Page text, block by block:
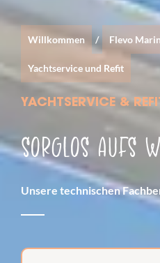
Willkommen / Flevo
Yachtservice und Refit
YACHTSERVICE &
SORGLOS AUFS
Unsere technischen